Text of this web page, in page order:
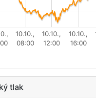
10.10.,
08:00
10.10.,
12:00
10.10.,
16:00
tlak